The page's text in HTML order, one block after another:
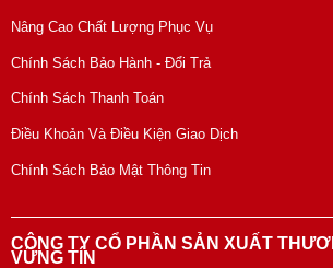
Nâng Cao Chất Lượng Phục Vụ
Chính Sách Bảo Hành - Đổi Trả
Chính Sách Thanh Toán
Điều Khoản Và Điều Kiện Giao Dịch
Chính Sách Bảo Mật Thông Tin
CÔNG TY CỔ PHẦN SẢN XUẤT
VỮNG TÍN